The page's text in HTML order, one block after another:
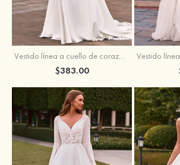
Vestido línea a cuello de corazón satén cola de capilla vestido de novia
$383.00